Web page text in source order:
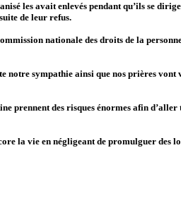
les avait enlevés pendant qu’ils se
de leur refus.
nationale des droits de la
notre sympathie ainsi que nos prières vont
prennent des risques énormes afin
la vie en négligeant de promulguer des